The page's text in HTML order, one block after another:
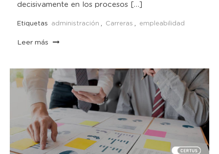
decisivamente en los procesos […]
Etiquetas administración Carreras empleabilidad
Leer más